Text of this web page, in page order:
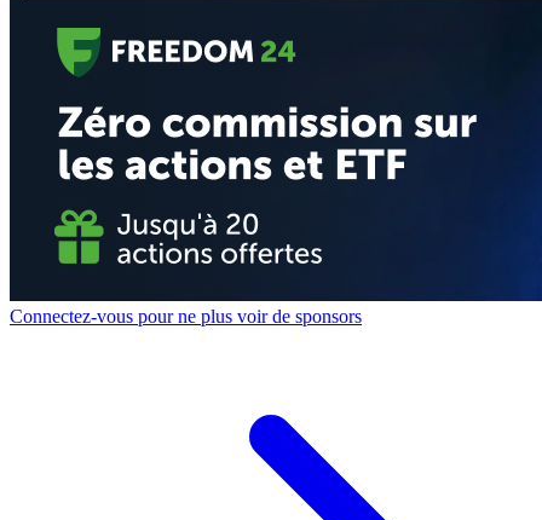
Connectez-vous pour ne plus voir de sponsors